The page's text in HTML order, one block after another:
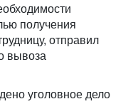
получения
отправил
вывоза
уголовное дело